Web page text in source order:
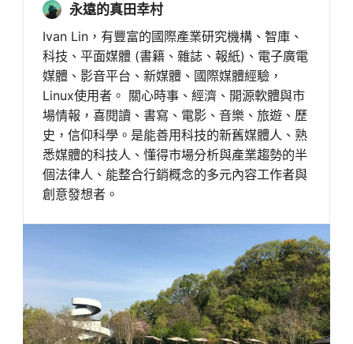
永遠的真田幸村
Ivan Lin，有豐富的國際產業研究機構、智庫、
科技、平面媒體 (書籍、雜誌、報紙)、電子廣電
媒體、影音平台、新媒體、國際媒體經驗，
Linux使用者。 關心時事、經濟、開源軟體與市
場情報，喜閱讀、書寫、電影、音樂、旅遊、歷
史，信仰科學。是能善用科技的新舊媒體人、熟
悉媒體的科技人、懂得市場分析與產業趨勢的半
個法律人、能整合行銷概念的多元內容工作者與
創意發想者。